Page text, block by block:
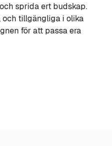
sprida ert budskap.
och tillgängliga i olika
för att passa era